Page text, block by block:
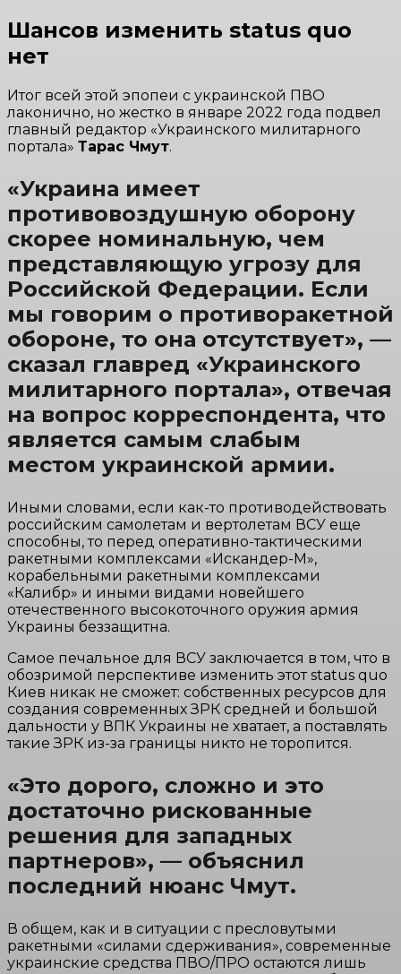
Шансов изменить status quo
нет
Итог всей этой эпопеи с украинской ПВО
лаконично, но жестко в январе 2022 года подвел
главный редактор «Украинского милитарного
портала» Тарас Чмут.
«Украина имеет
противовоздушную оборону
скорее номинальную, чем
представляющую угрозу для
Российской Федерации. Если
мы говорим о противоракетной
обороне, то она отсутствует», —
сказал главред «Украинского
милитарного портала», отвечая
на вопрос корреспондента, что
является самым слабым
местом украинской армии.
Иными словами, если как-то противодействовать
российским самолетам и вертолетам ВСУ еще
способны, то перед оперативно-тактическими
ракетными комплексами «Искандер-М»,
корабельными ракетными комплексами
«Калибр» и иными видами новейшего
отечественного высокоточного оружия армия
Украины беззащитна.
Самое печальное для ВСУ заключается в том, что в
обозримой перспективе изменить этот status quo
Киев никак не сможет: собственных ресурсов для
создания современных ЗРК средней и большой
дальности у ВПК Украины не хватает, а поставлять
такие ЗРК из-за границы никто не торопится.
«Это дорого, сложно и это
достаточно рискованные
решения для западных
партнеров», — объяснил
последний нюанс Чмут.
В общем, как и в ситуации с пресловутыми
ракетными «силами сдерживания», современные
украинские средства ПВО/ПРО остаются лишь